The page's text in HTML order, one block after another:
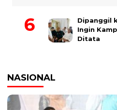
Dipanggil
Ingin
Ditata
NASIONAL